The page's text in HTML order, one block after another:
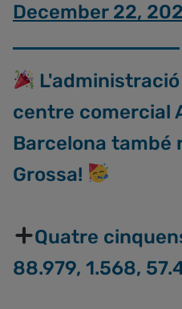
December 22,
centre comercial
Barcelona també
Grossa!
Quatre
88.979, 1.568,